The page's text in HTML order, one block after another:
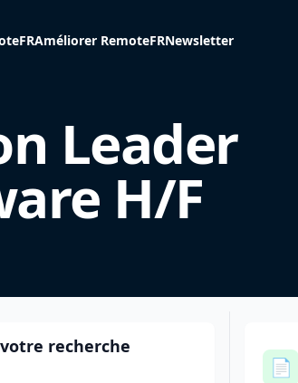
Améliorer RemoteFRNewsletter
Leader
H/F
recherche
📄